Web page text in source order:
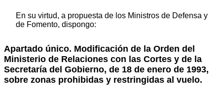
En su virtud, a propuesta de los Ministros de Defensa y
de Fomento, dispongo:
Apartado único. Modificación de la Orden del
Ministerio de Relaciones con las Cortes y de la
Secretaría del Gobierno, de 18 de enero de 1993,
sobre zonas prohibidas y restringidas al vuelo.